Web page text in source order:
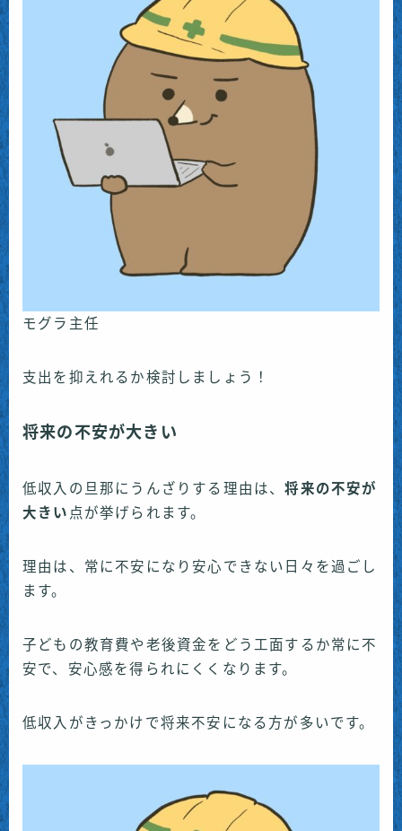
モグラ主任
支出を抑えれるか検討しましょう！
将来の不安が大きい
低収入の旦那にうんざりする理由は、将来の不安が
大きい 点が挙げられます。
理由は、常に不安になり安心できない日々を過ごし
ます。
子どもの教育費や老後資金をどう工面するか常に不
安で、安心感を得られにくくなります。
低収入がきっかけで将来不安になる方が多いです。